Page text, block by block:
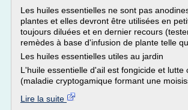
Les huiles essentielles ne sont pas
plantes et elles devront être utilisées en
toujours diluées et en dernier recours
remèdes à base d'infusion de plante telle
Les huiles essentielles utiles au jardin
L'huile essentielle d'ail est fongicide et lutte
(maladie cryptogamique formant une
Lire la suite